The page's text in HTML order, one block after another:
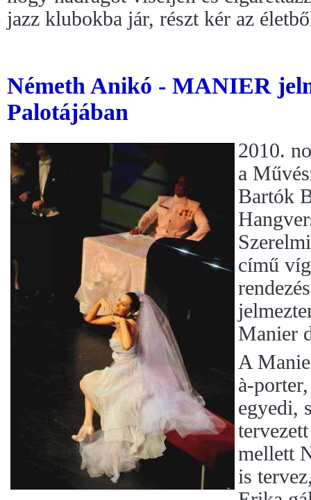
jazz klubokba jár, részt kér az
Németh Anikó - MANIER
Palotájában
2010.
a
Bartók
című
Manier
A
à-
egyedi,
mellett
is